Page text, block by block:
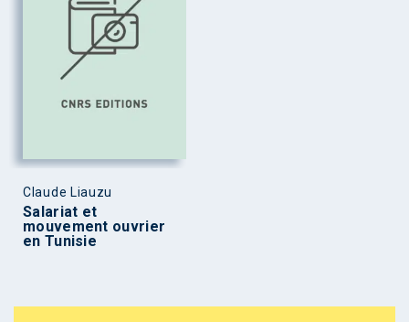
Claude Liauzu
Salariat et
mouvement ouvrier
en Tunisie